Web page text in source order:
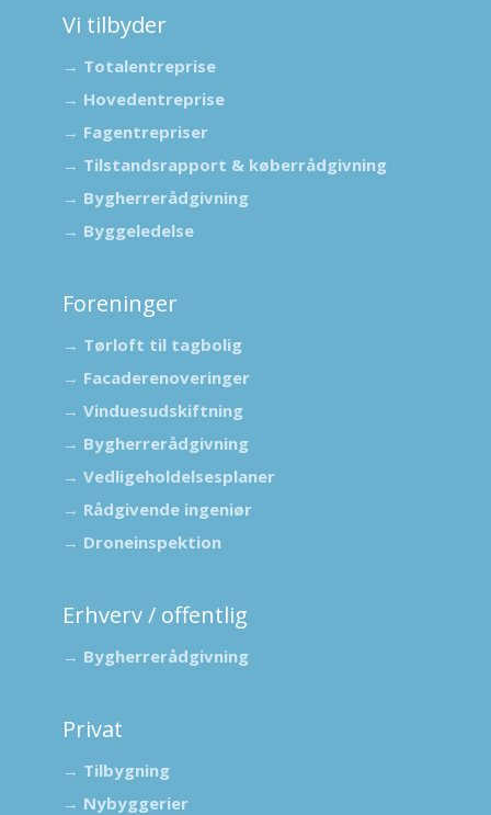
Vi tilbyder
→ Totalentreprise​
→ Hovedentreprise
→ Fagentrepriser
→ Tilstandsrapport & køberrådgivning​
→ Bygherrerådgivning
→ Byggeledelse
Foreninger
→ Tørloft til tagbolig
→ Facaderenoveringer
→Vinduesudskiftning
→ Bygherrerådgivning
→Vedligeholdelsesplaner
→ Rådgivende ingeniør
→ Droneinspektion
Erhverv / offentlig
→ Bygherrerådgivning
Privat
→ Tilbygning
→ Nybyggerier